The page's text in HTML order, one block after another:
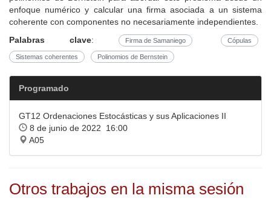
enfoque numérico y calcular una firma asociada a un sistema
coherente con componentes no necesariamente independientes.
Palabras clave: Firma de Samaniego Cópulas
Sistemas coherentes Polinomios de Bernstein
Programado
GT12 Ordenaciones Estocásticas y sus Aplicaciones II
8 de junio de 2022 16:00
A05
Otros trabajos en la misma sesión